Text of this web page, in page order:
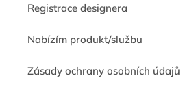
Registrace designera
Nabízím produkt/službu
Zásady ochrany osobních údajů